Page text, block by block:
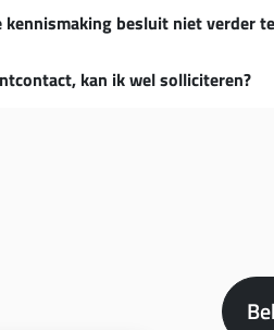
besluit niet verder
kan ik wel solliciteren?